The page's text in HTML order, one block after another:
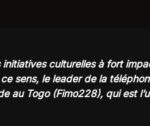
culturelles à fort
sens, le leader de la
au Togo (Fimo228), qui est